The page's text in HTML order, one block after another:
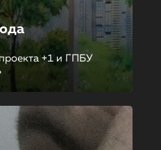
+1 и ГПБУ